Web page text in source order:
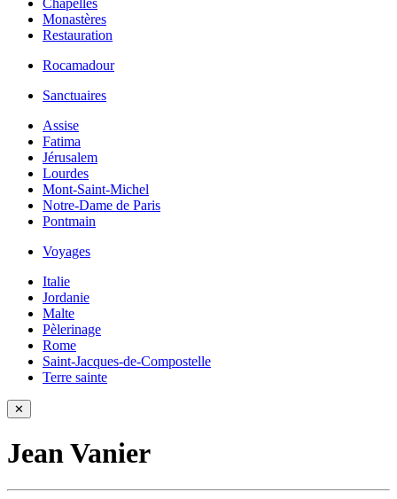
Chapelles
Monastères
Restauration
Rocamadour
Sanctuaires
Assise
Fatima
Jérusalem
Lourdes
Mont-Saint-Michel
Notre-Dame de Paris
Pontmain
Voyages
Italie
Jordanie
Malte
Pèlerinage
Rome
Saint-Jacques-de-Compostelle
Terre sainte
✕
Jean Vanier